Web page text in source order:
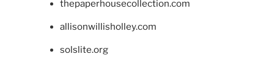
thepaperhousecollection.com
allisonwillisholley.com
solslite.org